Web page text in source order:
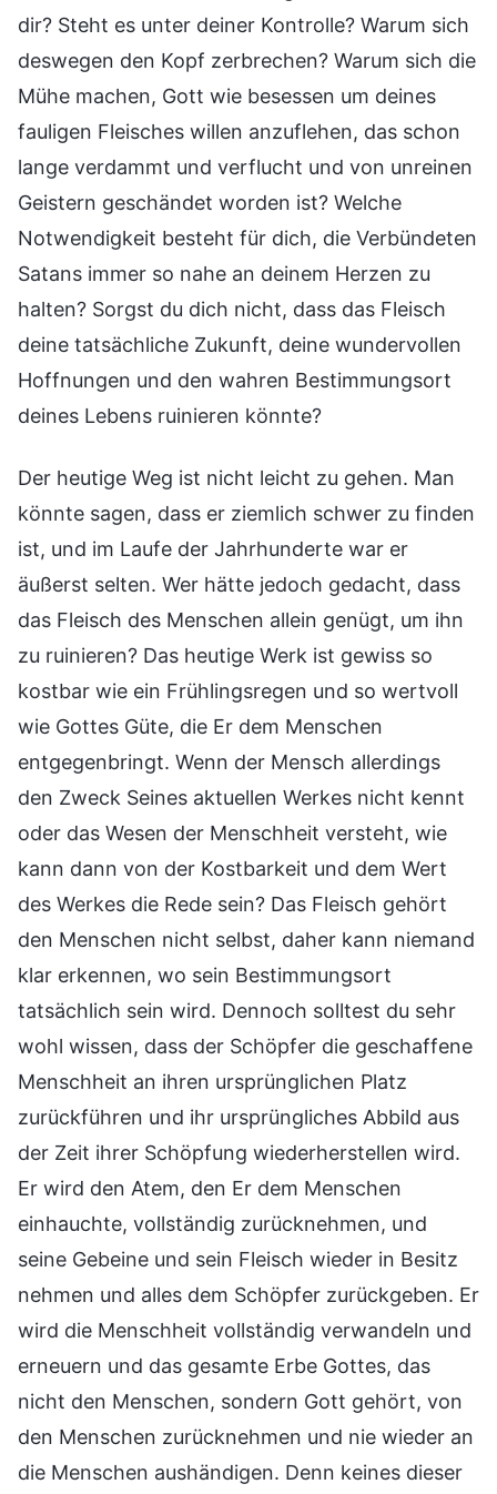
dir? Steht es unter deiner Kontrolle? Warum sich
deswegen den Kopf zerbrechen? Warum sich die
Mühe machen, Gott wie besessen um deines
fauligen Fleisches willen anzuflehen, das schon
lange verdammt und verflucht und von unreinen
Geistern geschändet worden ist? Welche
Notwendigkeit besteht für dich, die Verbündeten
Satans immer so nahe an deinem Herzen zu
halten? Sorgst du dich nicht, dass das Fleisch
deine tatsächliche Zukunft, deine wundervollen
Hoffnungen und den wahren Bestimmungsort
deines Lebens ruinieren könnte?
Der heutige Weg ist nicht leicht zu gehen. Man
könnte sagen, dass er ziemlich schwer zu finden
ist, und im Laufe der Jahrhunderte war er
äußerst selten. Wer hätte jedoch gedacht, dass
das Fleisch des Menschen allein genügt, um ihn
zu ruinieren? Das heutige Werk ist gewiss so
kostbar wie ein Frühlingsregen und so wertvoll
wie Gottes Güte, die Er dem Menschen
entgegenbringt. Wenn der Mensch allerdings
den Zweck Seines aktuellen Werkes nicht kennt
oder das Wesen der Menschheit versteht, wie
kann dann von der Kostbarkeit und dem Wert
des Werkes die Rede sein? Das Fleisch gehört
den Menschen nicht selbst, daher kann niemand
klar erkennen, wo sein Bestimmungsort
tatsächlich sein wird. Dennoch solltest du sehr
wohl wissen, dass der Schöpfer die geschaffene
Menschheit an ihren ursprünglichen Platz
zurückführen und ihr ursprüngliches Abbild aus
der Zeit ihrer Schöpfung wiederherstellen wird.
Er wird den Atem, den Er dem Menschen
einhauchte, vollständig zurücknehmen, und
seine Gebeine und sein Fleisch wieder in Besitz
nehmen und alles dem Schöpfer zurückgeben. Er
wird die Menschheit vollständig verwandeln und
erneuern und das gesamte Erbe Gottes, das
nicht den Menschen, sondern Gott gehört, von
den Menschen zurücknehmen und nie wieder an
die Menschen aushändigen. Denn keines dieser